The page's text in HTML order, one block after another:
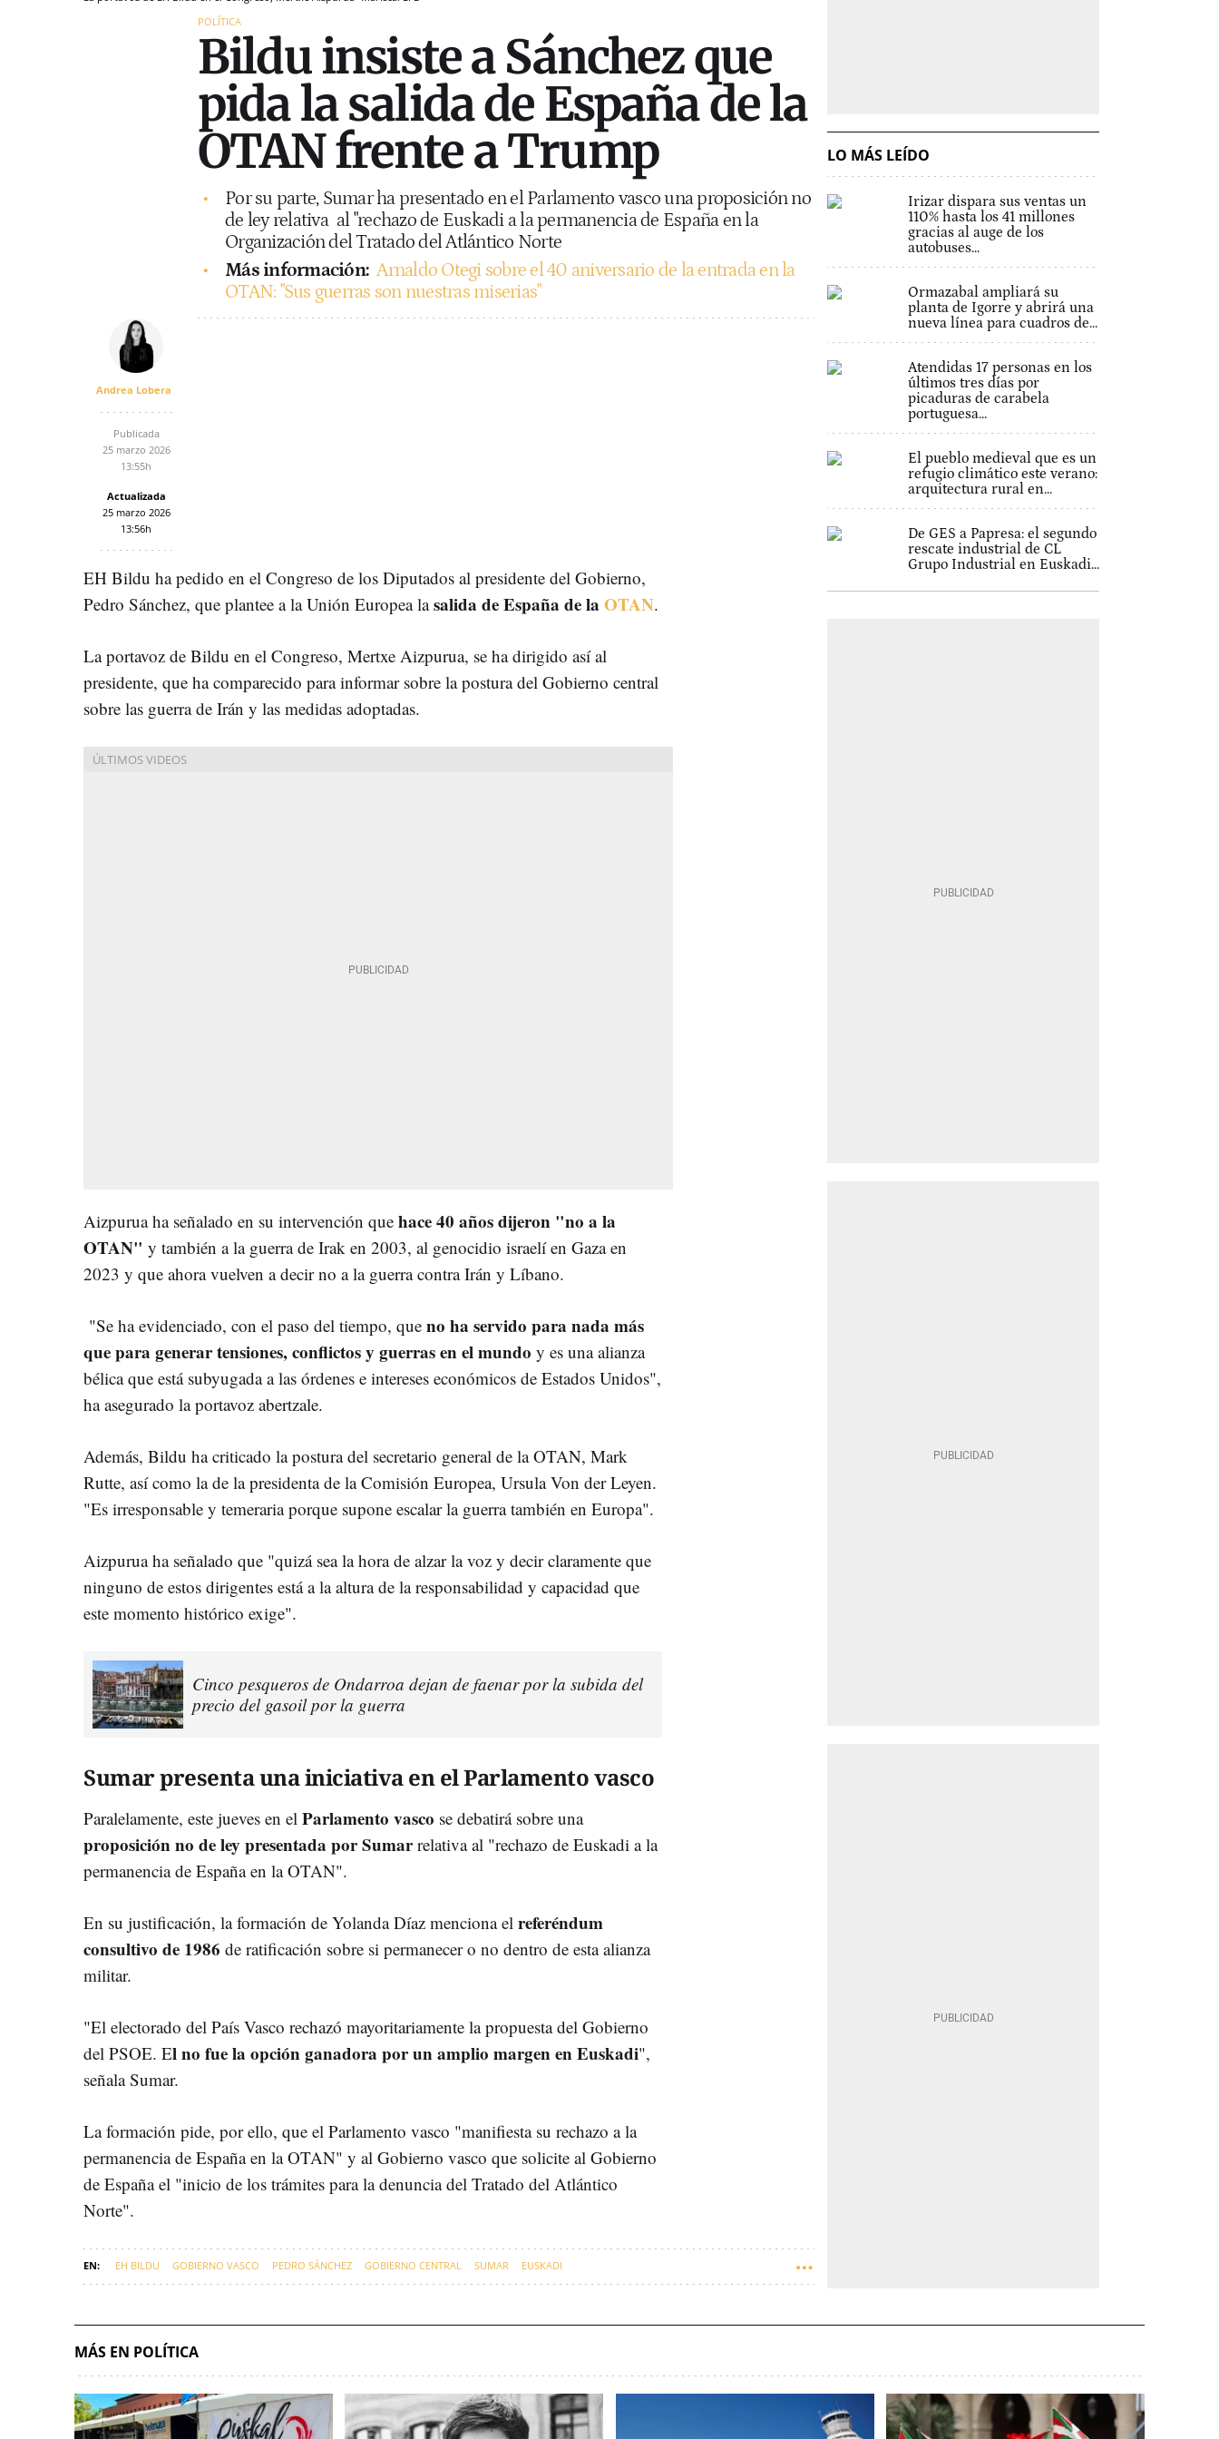
POLÍTICA
Bildu insiste a Sánchez que
pida la salida de España de la
OTAN frente a Trump
Por su parte, Sumar ha presentado en el Parlamento vasco una proposición no
de ley relativa al "rechazo de Euskadi a la permanencia de España en la
Organización del Tratado del Atlántico Norte
Más información: Arnaldo Otegi sobre el 40 aniversario de la entrada en la
OTAN: "Sus guerras son nuestras miserias"
Andrea Lobera
Publicada
25 marzo 2026
13:55h
Actualizada
25 marzo 2026
13:56h
EH Bildu ha pedido en el Congreso de los Diputados al presidente del Gobierno,
Pedro Sánchez, que plantee a la Unión Europea lasalida de España de la OTAN.
La portavoz de Bildu en el Congreso, Mertxe Aizpurua, se ha dirigido así al
presidente, que ha comparecido para informar sobre la postura del Gobierno central
sobre las guerra de Irán y las medidas adoptadas.
Aizpurua ha señalado en su intervención que hace 40 años dijeron "no a la
OTAN" y también a la guerra de Irak en 2003, al genocidio israelí en Gaza en
2023 y que ahora vuelven a decir no a la guerra contra Irán y Líbano.
"Se ha evidenciado, con el paso del tiempo, que no ha servido para nada más
que para generar tensiones, conflictos y guerras en el mundo y es una alianza
bélica que está subyugada a las órdenes e intereses económicos de Estados Unidos",
ha asegurado la portavoz abertzale.
Además, Bildu ha criticado la postura del secretario general de la OTAN, Mark
Rutte, así como la de la presidenta de la Comisión Europea, Ursula Von der Leyen.
"Es irresponsable y temeraria porque supone escalar la guerra también en Europa".
Aizpurua ha señalado que "quizá sea la hora de alzar la voz y decir claramente que
ninguno de estos dirigentes está a la altura de la responsabilidad y capacidad que
este momento histórico exige".
Cinco pesqueros de Ondarroa dejan de faenar por la subida del
precio del gasoil por la guerra
Sumar presenta una iniciativa en el Parlamento vasco
Paralelamente, este jueves en el Parlamento vasco se debatirá sobre una
proposición no de ley presentada por Sumarrelativa al "rechazo de Euskadi a la
permanencia de España en la OTAN".
En su justificación, la formación de Yolanda Díaz menciona el referéndum
consultivo de 1986 de ratificación sobre si permanecer o no dentro de esta alianza
militar.
"El electorado del País Vasco rechazó mayoritariamente la propuesta del Gobierno
del PSOE. El no fue la opción ganadora por un amplio margen en Euskadi",
señala Sumar.
La formación pide, por ello, que el Parlamento vasco "manifiesta su rechazo a la
permanencia de España en la OTAN" y al Gobierno vasco que solicite al Gobierno
de España el "inicio de los trámites para la denuncia del Tratado del Atlántico
Norte".
EH BILDU GOBIERNO VASCO PEDRO SÁNCHEZ GOBIERNO CENTRAL SUMAR EUSKADI
LO MÁS LEÍDO
Irizar dispara sus ventas un
110% hasta los 41 millones
gracias al auge de los
autobuses...
Ormazabal ampliará su
planta de Igorre y abrirá una
nueva línea para cuadros de...
Atendidas 17 personas en los
últimos tres días por
picaduras de carabela
portuguesa...
El pueblo medieval que es un
refugio climático este verano:
arquitectura rural en...
De GES a Papresa: el segundo
rescate industrial de CL
Grupo Industrial en Euskadi...
MÁS EN POLÍTICA